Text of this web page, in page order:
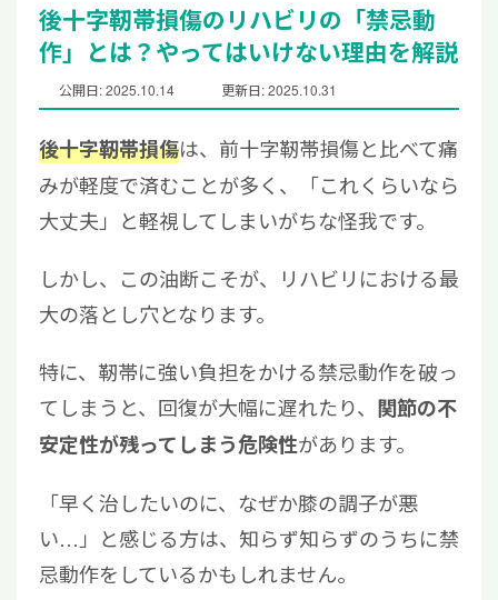
後十字靭帯損傷のリハビリの「禁忌動
作」とは？やってはいけない理由を解説
公開日: 2025.10.14 更新日: 2025.10.31
後十字靭帯損傷は、前十字靭帯損傷と比べて痛
みが軽度で済むことが多く、「これくらいなら
大丈夫」と軽視してしまいがちな怪我です。
しかし、この油断こそが、リハビリにおける最
大の落とし穴となります。
特に、靭帯に強い負担をかける禁忌動作を破っ
てしまうと、回復が大幅に遅れたり、 関節の不
安定性が残ってしまう危険性があります。
「早く治したいのに、なぜか膝の調子が悪
い…」と感じる方は、知らず知らずのうちに禁
忌動作をしているかもしれません。